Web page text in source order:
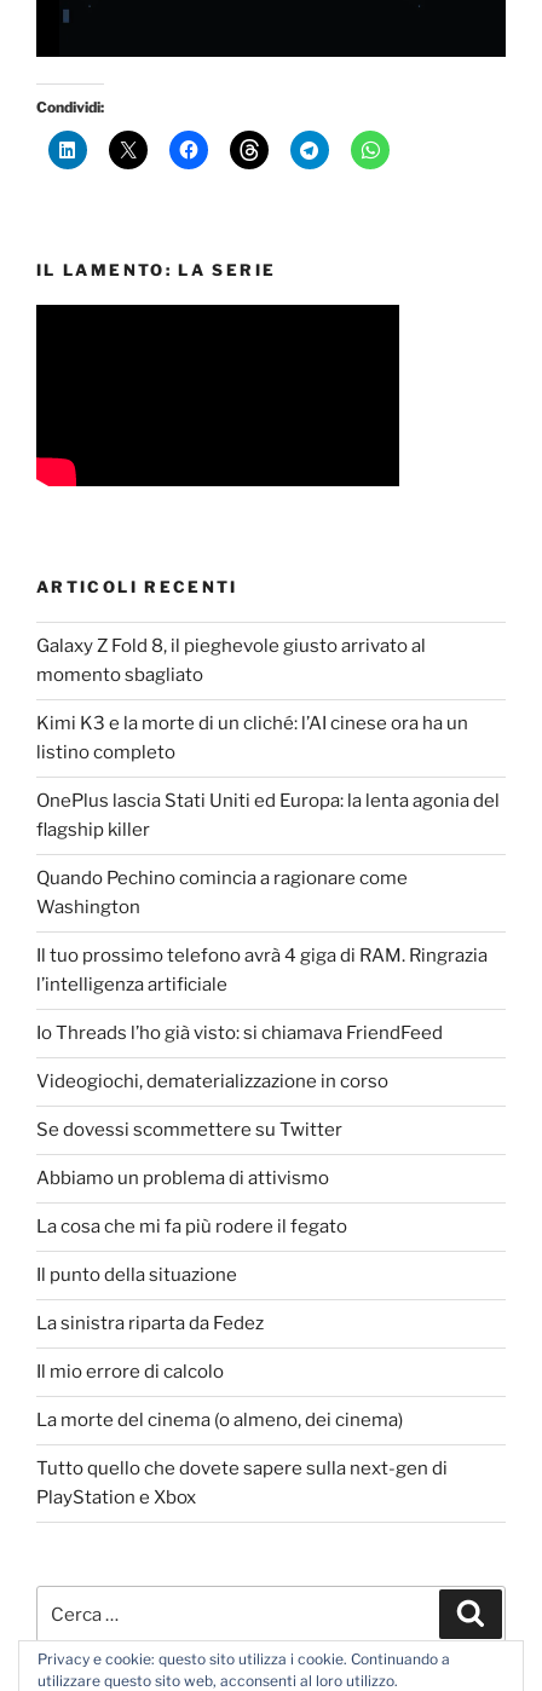
Condividi:
IL LAMENTO: LA SERIE
ARTICOLI RECENTI
Galaxy Z Fold 8, il pieghevole giusto arrivato al
momento sbagliato
Kimi K3 e la morte di un cliché: l’AI cinese ora ha un
listino completo
OnePlus lascia Stati Uniti ed Europa: la lenta agonia del
flagship killer
Quando Pechino comincia a ragionare come
Washington
Il tuo prossimo telefono avrà 4 giga di RAM. Ringrazia
l’intelligenza artificiale
Io Threads l’ho già visto: si chiamava FriendFeed
Videogiochi, dematerializzazione in corso
Se dovessi scommettere su Twitter
Abbiamo un problema di attivismo
La cosa che mi fa più rodere il fegato
Il punto della situazione
La sinistra riparta da Fedez
Il mio errore di calcolo
La morte del cinema (o almeno, dei cinema)
Tutto quello che dovete sapere sulla next-gen di
PlayStation e Xbox
Privacy e cookie: questo sito utilizza i cookie. Continuando a
utilizzare questo sito web, acconsenti al loro utilizzo.